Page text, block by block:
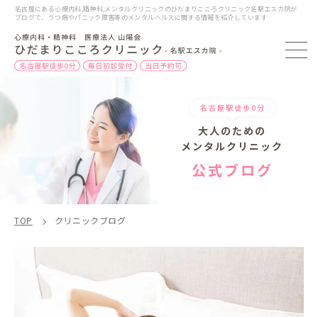
名古屋にある心療内科,精神科,メンタルクリニックのひだまりこころクリニック名駅エスカ院が
ブログで、うつ病やパニック障害等のメンタルヘルスに関する情報を紹介しています
名古屋駅徒歩0分
大人のための
メンタルクリニック
公式ブログ
TOP クリニックブログ